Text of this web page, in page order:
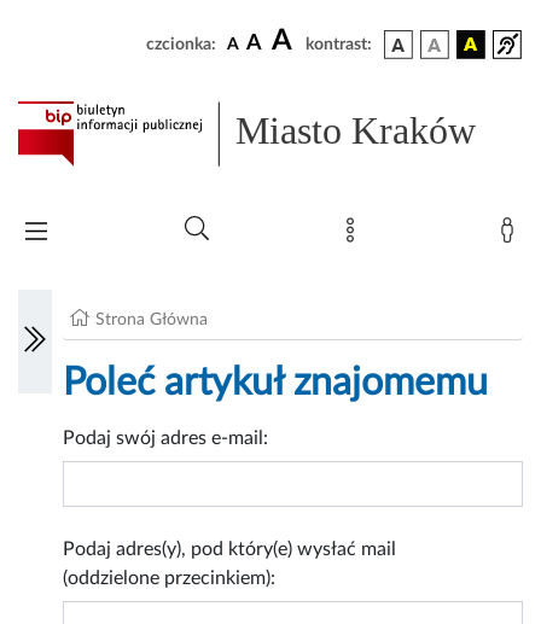
czcionka: A A A kontrast:
Miasto Kraków
Strona Główna
Poleć artykuł znajomemu
Podaj swój adres e-mail:
Podaj adres(y), pod który(e) wysłać mail
(oddzielone przecinkiem):